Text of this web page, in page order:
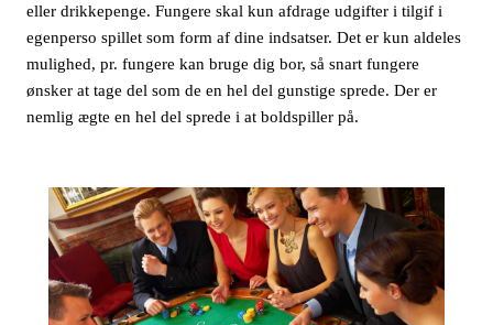
eller drikkepenge. Fungere skal kun afdrage udgifter i tilgif i
egenperso spillet som form af dine indsatser. Det er kun aldeles
mulighed, pr. fungere kan bruge dig bor, så snart fungere
ønsker at tage del som de en hel del gunstige sprede. Der er
nemlig ægte en hel del sprede i at boldspiller på.